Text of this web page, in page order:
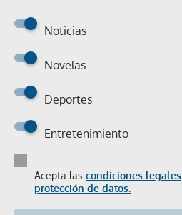
Noticias
Novelas
Deportes
Entretenimiento
Acepta las condiciones legales
protección de datos.